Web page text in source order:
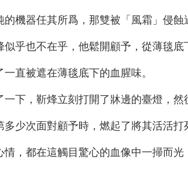
器任其所爲，那雙被「風霜」侵蝕
也不在乎，他鬆開顧予，從薄毯底
被遮在薄毯底下的血腥味。
，靳烽立刻打開了牀邊的臺燈，然
次面對顧予時，燃起了將其活活打
都在這觸目驚心的血像中一掃而光